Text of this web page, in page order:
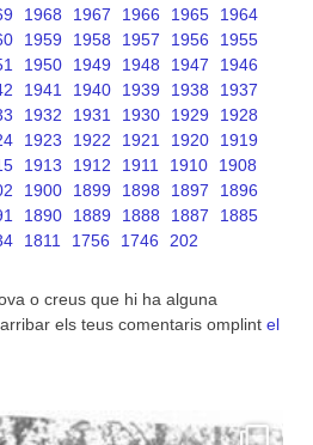
1968 1967 1966 1965
1964
1959 1958 1957 1956
1955
1950 1949 1948 1947
1946
1941 1940 1939 1938
1937
1932 1931 1930 1929
1928
1923 1922 1921 1920
1919
1913 1912 1911 1910
1908
1900 1899 1898 1897
1896
1890 1889 1888 1887
1885
1811 1756 1746 202
o creus que hi ha alguna
els teus comentaris omplint el